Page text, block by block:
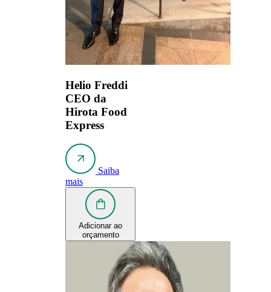
Helio Freddi
CEO da
Hirota Food
Express
Saiba
mais
Adicionar ao
orçamento